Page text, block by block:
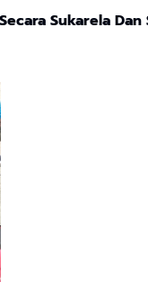
Sukarela Dan